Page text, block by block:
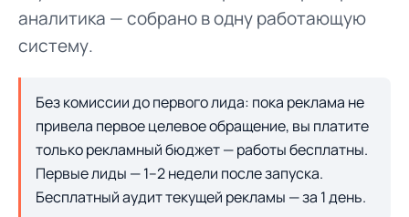
аналитика — собрано в одну работающую
систему.
Без комиссии до первого лида: пока реклама не
привела первое целевое обращение, вы платите
только рекламный бюджет — работы бесплатны.
Первые лиды — 1–2 недели после запуска.
Бесплатный аудит текущей рекламы — за 1 день.